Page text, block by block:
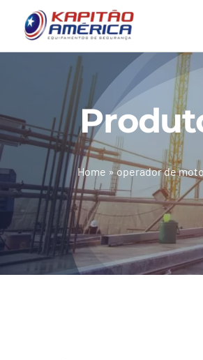
o
Produtos
Calçados
Luvas
Altura
Home »operador de